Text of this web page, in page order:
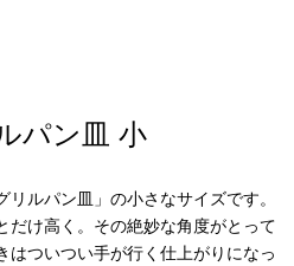
パン皿 小
ルパン皿」の小さなサイズです。
だけ高く。その絶妙な角度がとって
はついつい手が行く仕上がりになっ